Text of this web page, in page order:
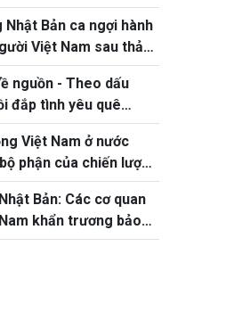
dân
Bản ca ngợi hành
Việt Nam sau thảm
tại Kumamoto
nguồn - Theo dấu
đắp tình yêu quê
thiếu niên kiều bào
Việt Nam ở nước
phận của chiến lược
nhân lực quốc gia
Bản: Các cơ quan
khẩn trương bảo